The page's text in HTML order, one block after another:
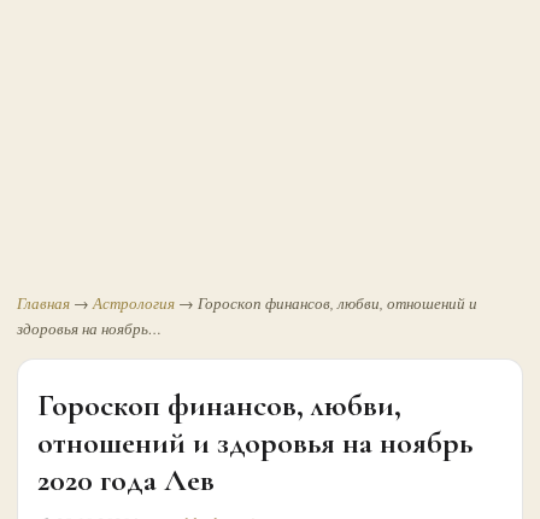
Главная → Астрология → Гороскоп финансов, любви, отношений и
здоровья на ноябрь…
Гороскоп финансов, любви,
отношений и здоровья на ноябрь
2020 года Лев